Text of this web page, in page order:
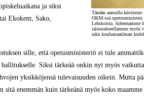
Tänään aamulla kävimme
OKM:ssä opetusministeri
Lehikoista. Aiheenamme
talousalueellamme myös
näin koulumaailman
ja siksi
Ekokem, Sako,
sille, että opetusministeriö ei tule
Siksi tärkeää onkin nyt myös
yksikköjensä tulevaisuuden oikein. Mutta
enemmän kuin tärkeänä myös koko